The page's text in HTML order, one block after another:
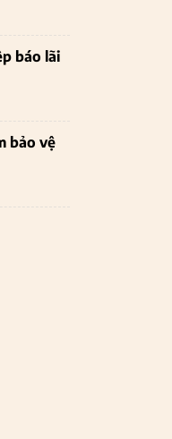
báo lãi
bảo vệ